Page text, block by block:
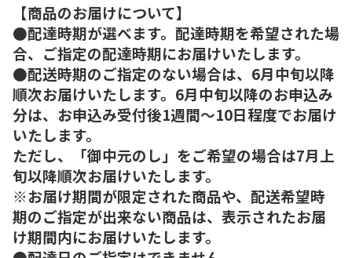
【商品のお届けについて】
●配達時期が選べます。配達時期を希望された場
合、ご指定の配達時期にお届けいたします。
●配送時期のご指定のない場合は、6月中旬以降
順次お届けいたします。6月中旬以降のお申込み
分は、お申込み受付後1週間～10日程度でお届け
いたします。
ただし、「御中元のし」をご希望の場合は7月上
旬以降順次お届けいたします。
※お届け期間が限定された商品や、配送希望時
期のご指定が出来ない商品は、表示されたお届
け期間内にお届けいたします。